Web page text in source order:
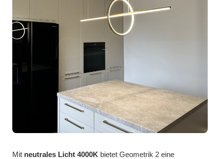
Mit neutrales Licht 4000K bietet Geometrik 2 eine